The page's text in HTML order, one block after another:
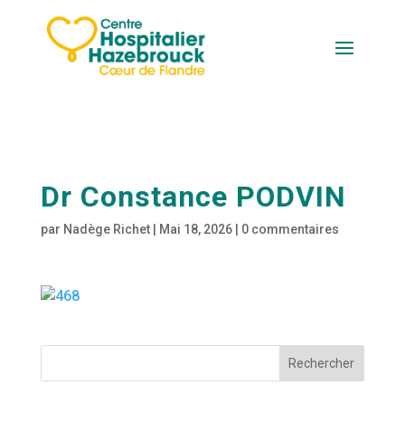
Dr Constance PODVIN
par Nadège Richet| Mai 18, 2026| 0 commentaires
Rechercher